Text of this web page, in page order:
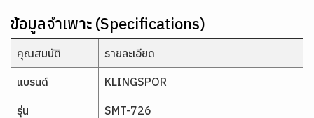
ข้อมูลจำเพาะ (Specifications)
คุณสมบัติ รายละเอียด
แบรนด์ KLINGSPOR
รุ่น SMT-726